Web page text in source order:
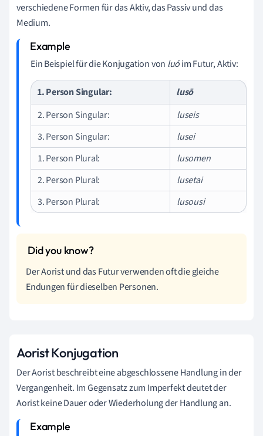
verschiedene Formen für das Aktiv, das Passiv und das
Medium.
Ein Beispiel für die Konjugation von luóim Futur, Aktiv:
1. Person Singular:
lusō
2. Person Singular:
luseis
3. Person Singular:
lusei
1. Person Plural:
lusomen
2. Person Plural:
lusetai
3. Person Plural:
lusousi
Der Aorist und das Futur verwenden oft die gleiche
Endungen für dieselben Personen.
Aorist Konjugation
Der Aorist beschreibt eine abgeschlossene Handlung in der
Vergangenheit. Im Gegensatz zum Imperfekt deutet der
Aorist keine Dauer oder Wiederholung der Handlung an.